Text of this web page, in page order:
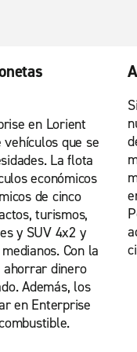
en Lorient
que se
La flota
económicos
de cinco
turismos,
y SUV 4x2 y
Con la
ahorrar dinero
Además, los
en Enterprise